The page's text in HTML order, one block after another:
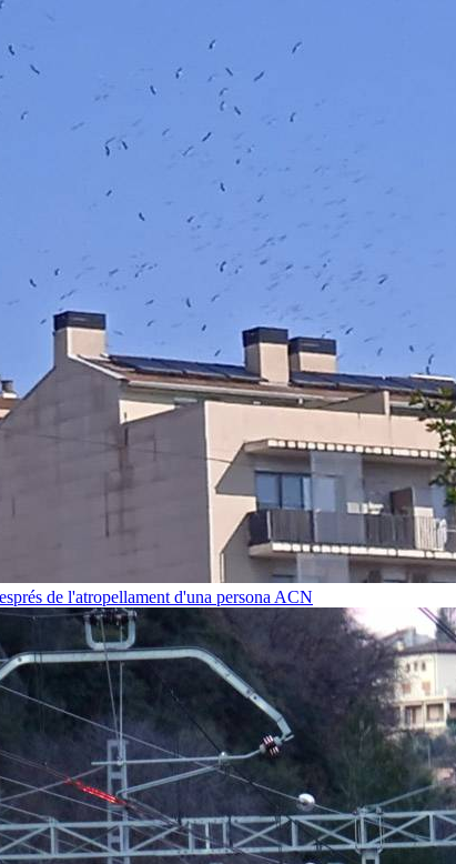
de l'atropellament d'una persona ACN